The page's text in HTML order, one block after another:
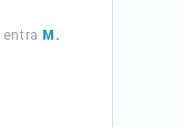
entra M.